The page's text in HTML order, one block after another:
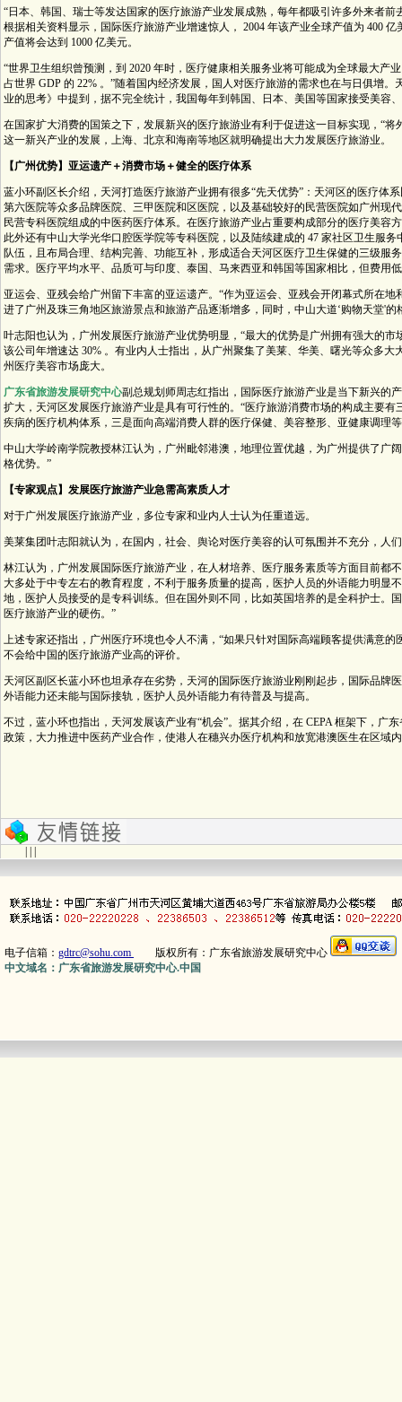
“日本、韩国、瑞士等发达国家的医疗旅游产业发展成熟，每年都吸引许多外来者
根据相关资料显示，国际医疗旅游产业增速惊人， 2004 年该产业全球产值为 400
产值将会达到 1000 亿美元。
“世界卫生组织曾预测，到 2020 年时，医疗健康相关服务业将可能成为全球最大产
占世界 GDP 的 22% 。”随着国内经济发展，国人对医疗旅游的需求也在与日俱增
业的思考》中提到，据不完全统计，我国每年到韩国、日本、美国等国家接受美容
在国家扩大消费的国策之下，发展新兴的医疗旅游业有利于促进这一目标实现，“
这一新兴产业的发展，上海、北京和海南等地区就明确提出大力发展医疗旅游业。
【广州优势】亚运遗产＋消费市场＋健全的医疗体系
蓝小环副区长介绍，天河打造医疗旅游产业拥有很多“先天优势”：天河区的医疗体
第六医院等众多品牌医院、三甲医院和区医院，以及基础较好的民营医院如广州现
民营专科医院组成的中医药医疗体系。在医疗旅游产业占重要构成部分的医疗美容
此外还有中山大学光华口腔医学院等专科医院，以及陆续建成的 47 家社区卫生服
队伍，且布局合理、结构完善、功能互补，形成适合天河区医疗卫生保健的三级服
需求。医疗平均水平、品质可与印度、泰国、马来西亚和韩国等国家相比，但费用
亚运会、亚残会给广州留下丰富的亚运遗产。“作为亚运会、亚残会开闭幕式所在
进了广州及珠三角地区旅游景点和旅游产品逐渐增多，同时，中山大道‘购物天堂'的
叶志阳也认为，广州发展医疗旅游产业优势明显，“最大的优势是广州拥有强大的
该公司年增速达 30% 。有业内人士指出，从广州聚集了美莱、华美、曙光等众多
州医疗美容市场庞大。
广东省旅游发展研究中心副总规划师周志红指出，国际医疗旅游产业是当下新兴的
扩大，天河区发展医疗旅游产业是具有可行性的。“医疗旅游消费市场的构成主要
疾病的医疗机构体系，三是面向高端消费人群的医疗保健、美容整形、亚健康调理
中山大学岭南学院教授林江认为，广州毗邻港澳，地理位置优越，为广州提供了广
格优势。”
【专家观点】发展医疗旅游产业急需高素质人才
对于广州发展医疗旅游产业，多位专家和业内人士认为任重道远。
美莱集团叶志阳就认为，在国内，社会、舆论对医疗美容的认可氛围并不充分，人
林江认为，广州发展国际医疗旅游产业，在人材培养、医疗服务素质等方面目前都
大多处于中专左右的教育程度，不利于服务质量的提高，医护人员的外语能力明显
地，医护人员接受的是专科训练。但在国外则不同，比如英国培养的是全科护士。
医疗旅游产业的硬伤。”
上述专家还指出，广州医疗环境也令人不满，“如果只针对国际高端顾客提供满意
不会给中国的医疗旅游产业高的评价。
天河区副区长蓝小环也坦承存在劣势，天河的国际医疗旅游业刚刚起步，国际品牌
外语能力还未能与国际接轨，医护人员外语能力有待普及与提高。
不过，蓝小环也指出，天河发展该产业有“机会”。据其介绍，在 CEPA 框架下，广
政策，大力推进中医药产业合作，使港人在穗兴办医疗机构和放宽港澳医生在区域
电子信箱： gdtrc@sohu.com 版权所有：广东省旅游发展研究中心
中文域名：广东省旅游发展研究中心.中国